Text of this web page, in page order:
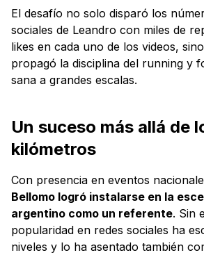
El desafío no solo disparó los
sociales de Leandro con miles de
likes en cada uno de los videos,
propagó la disciplina del running y
sana a grandes escalas.
Un suceso más allá de
kilómetros
Con presencia en eventos
Bellomo logró instalarse en la
argentino como un referente. Sin
popularidad en redes sociales ha
niveles y lo ha asentado también